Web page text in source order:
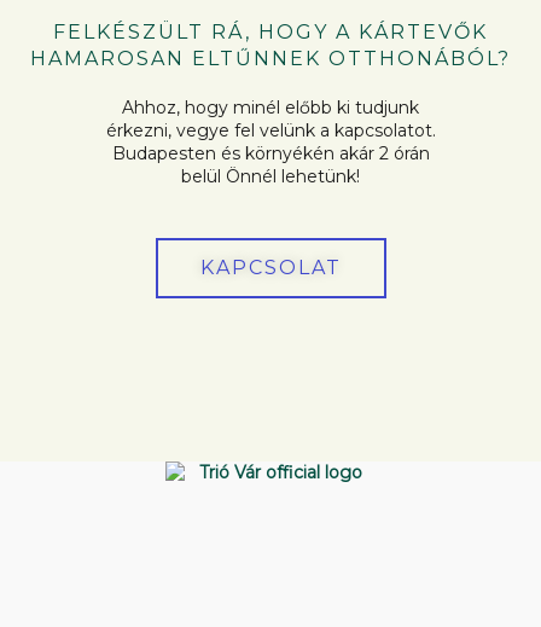
FELKÉSZÜLT RÁ, HOGY A KÁRTEVŐK
HAMAROSAN ELTŰNNEK OTTHONÁBÓL?
Ahhoz, hogy minél előbb ki tudjunk
érkezni, vegye fel velünk a kapcsolatot.
Budapesten és környékén akár 2 órán
belül Önnél lehetünk!
KAPCSOLAT